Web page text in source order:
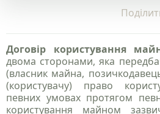
Договір користування
двома сторонами, яка
(власник майна,
(користувачу) право
певних умовах протягом
користування майном